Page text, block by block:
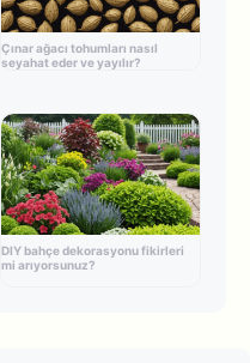
Çınar ağacı tohumları nasıl
seyahat eder ve yayılır?
DIY bahçe dekorasyonu fikirleri
mi arıyorsunuz?